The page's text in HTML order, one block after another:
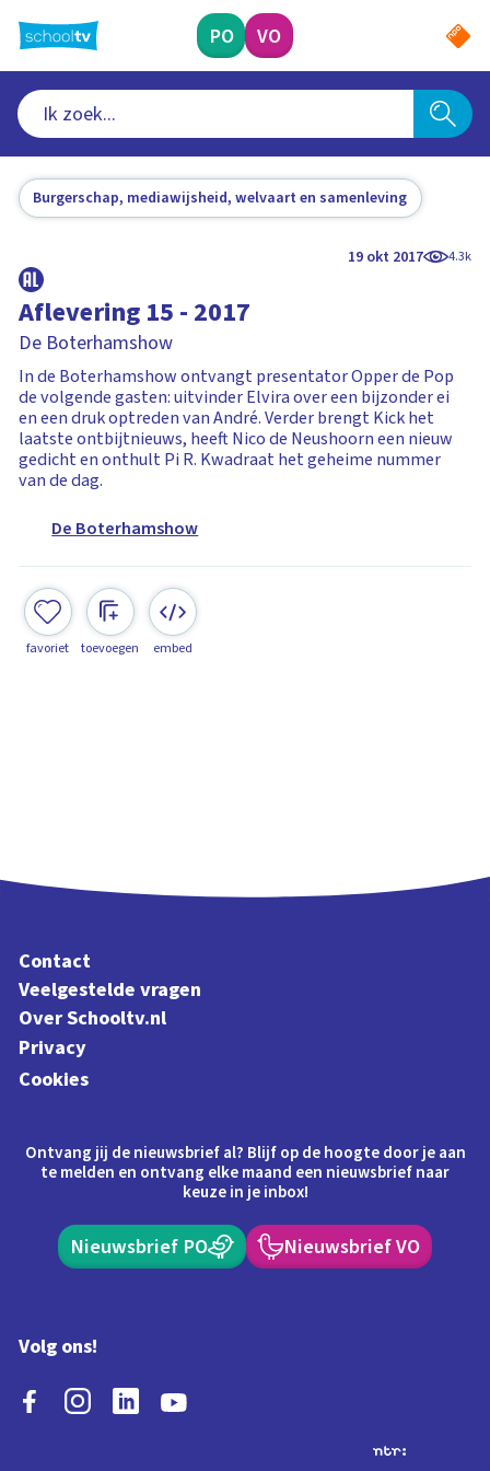
naar
hoofdinhoud
PO VO
Burgerschap, mediawijsheid, welvaart en samenleving
19 okt 2017 4.3k
Aflevering 15 - 2017
De Boterhamshow
In de Boterhamshow ontvangt presentator Opper de Pop
de volgende gasten: uitvinder Elvira over een bijzonder ei
en een druk optreden van André. Verder brengt Kick het
laatste ontbijtnieuws, heeft Nico de Neushoorn een nieuw
gedicht en onthult Pi R. Kwadraat het geheime nummer
van de dag.
De Boterhamshow
favoriet toevoegen embed
Contact
Veelgestelde vragen
Over Schooltv.nl
Privacy
Cookies
Ontvang jij de nieuwsbrief al? Blijf op de hoogte door je aan
te melden en ontvang elke maand een nieuwsbrief naar
keuze in je inbox!
Nieuwsbrief PO Nieuwsbrief VO
Volg ons!